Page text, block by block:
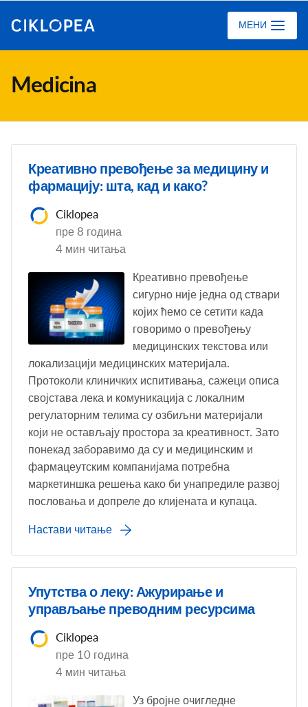
МЕНИ
Medicina
Креативно превођење за медицину и
фармацију: шта, кад и како?
Ciklopea
пре 8 година
4 мин читања
Креативно превођење
сигурно није једна од ствари
којих ћемо се сетити када
говоримо о превођењу
медицинских текстова или
локализацији медицинских материјала.
Протоколи клиничких испитивања, сажеци описа
својстава лека и комуникација с локалним
регулаторним телима су озбиљни материјали
који не остављају простора за креативност. Зато
понекад заборавимо да су и медицинским и
фармацеутским компанијама потребна
маркетиншка решења како би унапредиле развој
пословања и допреле до клијената и купаца.
Настави читање
Упутства о леку: Ажурирање и
управљање преводним ресурсима
Ciklopea
пре 10 година
4 мин читања
Уз бројне очигледне